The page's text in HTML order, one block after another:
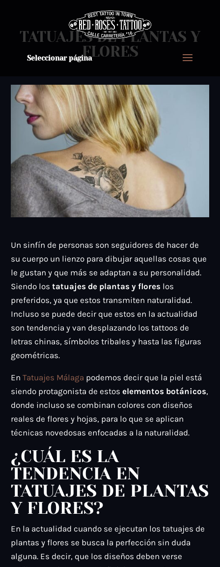
Seleccionar página
TATUAJES DE PLANTAS Y
FLORES
Un sinfín de personas son seguidores de hacer de
su cuerpo un lienzo para dibujar aquellas cosas que
le gustan y que más se adaptan a su personalidad.
Siendo lostatuajes de plantas y flores los
preferidos, ya que estos transmiten naturalidad.
Incluso se puede decir que estos en la actualidad
son tendencia y van desplazando los tattoos de
letras chinas, símbolos tribales y hasta las figuras
geométricas.
EnTatuajes Málaga podemos decir que la piel está
siendo protagonista de estoselementos botánicos,
donde incluso se combinan colores con diseños
reales de flores y hojas, para lo que se aplican
técnicas novedosas enfocadas a la naturalidad.
¿CUÁL ES LA
TENDENCIA EN
TATUAJES DE PLANTAS
Y FLORES?
En la actualidad cuando se ejecutan los tatuajes de
plantas y flores se busca la perfección sin duda
alguna. Es decir, que los diseños deben verse